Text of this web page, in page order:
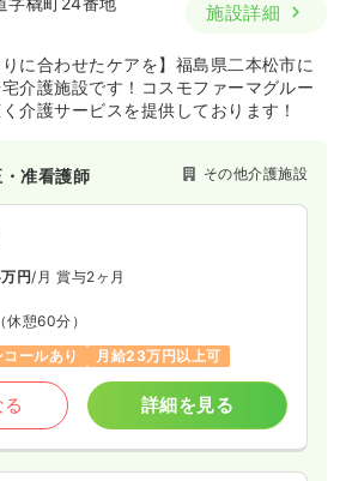
施設詳細
りに合わせたケアを】福島県二本松市に
介護施設です！コスモファーマグルー
介護サービスを提供しております！
・准看護師 その他介護施設
万円/月 賞与2ヶ月
（休憩60分）
コールあり 月給23万円以上可
詳細を見る